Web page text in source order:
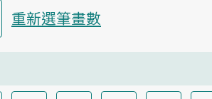
重新選筆畫數